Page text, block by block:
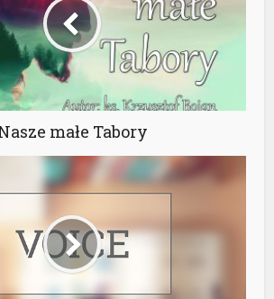
małe Tabory